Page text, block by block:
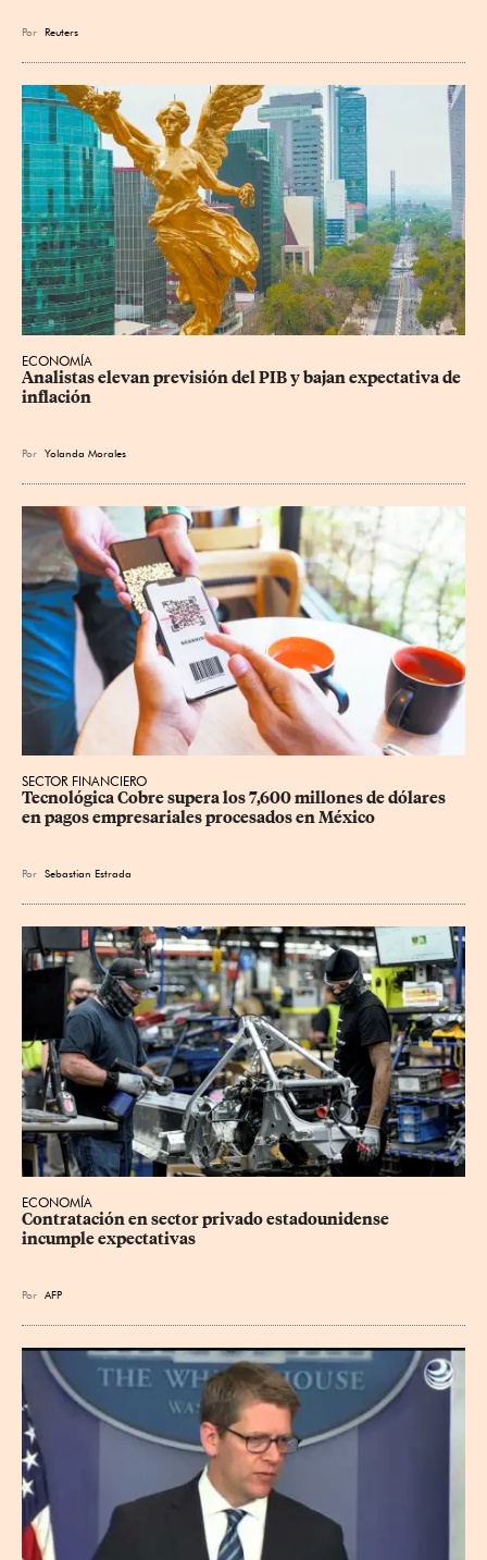
Por Reuters
ECONOMÍA
Analistas elevan previsión del PIB y bajan expectativa de
inflación
Por Yolanda Morales
SECTOR FINANCIERO
Tecnológica Cobre supera los 7,600 millones de dólares
en pagos empresariales procesados en México
Por Sebastian Estrada
ECONOMÍA
Contratación en sector privado estadounidense
incumple expectativas
Por AFP